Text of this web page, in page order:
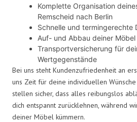
Komplette Organisation
Remscheid nach Berlin
Schnelle und termingerechte
Auf- und Abbau deiner Möbel
Transportversicherung für
Wertgegenstände
Bei uns steht Kundenzufriedenheit an
uns Zeit für deine individuellen
stellen sicher, dass alles reibungslos
dich entspannt zurücklehnen, während
deiner Möbel kümmern.